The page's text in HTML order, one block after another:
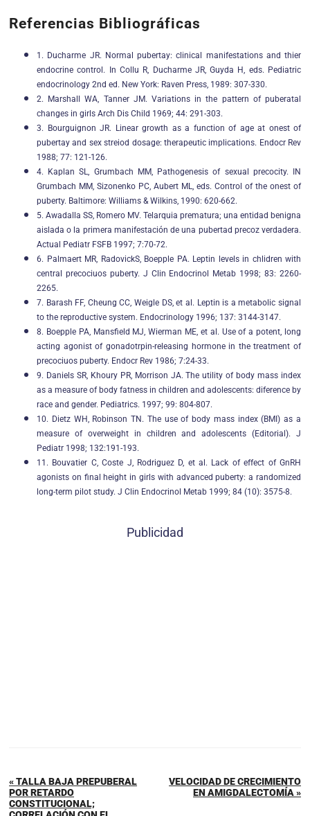
Referencias Bibliográficas
1. Ducharme JR. Normal pubertay: clinical manifestations and thier
endocrine control. In Collu R, Ducharme JR, Guyda H, eds. Pediatric
endocrinology 2nd ed. New York: Raven Press, 1989: 307-330.
2. Marshall WA, Tanner JM. Variations in the pattern of puberatal
changes in girls Arch Dis Child 1969; 44: 291-303.
3. Bourguignon JR. Linear growth as a function of age at onest of
pubertay and sex streiod dosage: therapeutic implications. Endocr Rev
1988; 77: 121-126.
4. Kaplan SL, Grumbach MM, Pathogenesis of sexual precocity. IN
Grumbach MM, Sizonenko PC, Aubert ML, eds. Control of the onest of
puberty. Baltimore: Williams & Wilkins, 1990: 620-662.
5. Awadalla SS, Romero MV. Telarquia prematura; una entidad benigna
aislada o la primera manifestación de una pubertad precoz verdadera.
Actual Pediatr FSFB 1997; 7:70-72.
6. Palmaert MR, RadovickS, Boepple PA. Leptin levels in chlidren with
central precociuos puberty. J Clin Endocrinol Metab 1998; 83: 2260-
2265.
7. Barash FF, Cheung CC, Weigle DS, et al. Leptin is a metabolic signal
to the reproductive system. Endocrinology 1996; 137: 3144-3147.
8. Boepple PA, Mansfield MJ, Wierman ME, et al. Use of a potent, long
acting agonist of gonadotrpin-releasing hormone in the treatment of
precociuos puberty. Endocr Rev 1986; 7:24-33.
9. Daniels SR, Khoury PR, Morrison JA. The utility of body mass index
as a measure of body fatness in children and adolescents: diference by
race and gender. Pediatrics. 1997; 99: 804-807.
10. Dietz WH, Robinson TN. The use of body mass index (BMI) as a
measure of overweight in children and adolescents (Editorial). J
Pediatr 1998; 132:191-193.
11. Bouvatier C, Coste J, Rodriguez D, et al. Lack of effect of GnRH
agonists on final height in girls with advanced puberty: a randomized
long-term pilot study. J Clin Endocrinol Metab 1999; 84 (10): 3575-8.
Publicidad
« TALLA BAJA PREPUBERAL
POR RETARDO
CONSTITUCIONAL;
VELOCIDAD DE CRECIMIENTO
EN AMIGDALECTOMÍA »